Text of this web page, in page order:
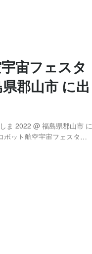
宙フェスタ
郡山市 に出
ま 2022 @ 福島県郡山市 に
ボット航空宇宙フェスタふ